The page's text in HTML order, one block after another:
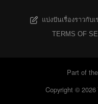
แบ่งปันเรื่องราวกับเ
TERMS OF
Part of the
Copyright ©2026